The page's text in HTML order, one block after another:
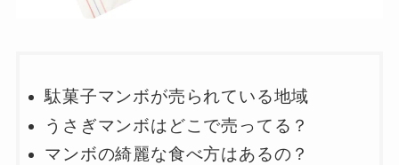
駄菓子マンボが売られている地域
うさぎマンボはどこで売ってる？
マンボの綺麗な食べ方はあるの？